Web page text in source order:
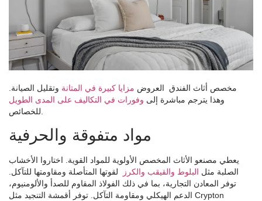
مخصص أثاث الفندق العروض مزايا كبيرة في المتانة وتقليل الصيانة.
وهذا يترجم مباشرة إلى وفورات في التكاليف على المدى الطويل
مواد متفوقة والحرفية
يعطي مصنعو الأثاث المخصص الأولوية للمواد القوية. اختاروا الأخشاب
الصلبة مثل البلوط والقيقب والكرز
لقوتها المتأصلة ومقاومتها للتآكل.
توفر المعادن التجارية، بما في ذلك الفولاذ المقاوم للصدأ والألومنيوم،
الدعم الهيكلي ومقاومة التآكل. توفر أقمشة التنجيد مثل Crypton